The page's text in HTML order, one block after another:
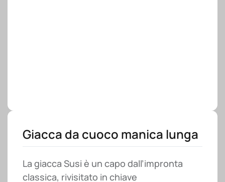
Giacca da cuoco manica lunga
La giacca Susi è un capo dall’impronta
classica, rivisitato in chiave